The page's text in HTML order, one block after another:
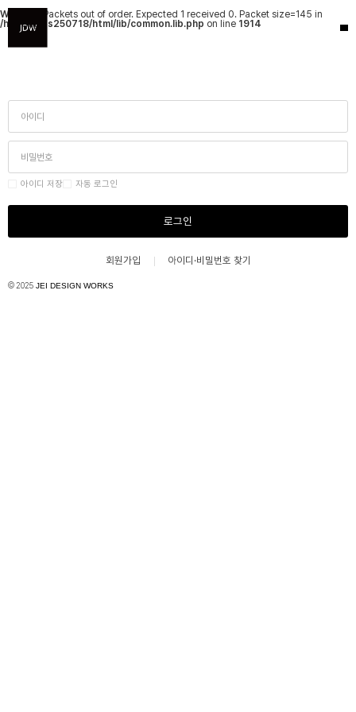
Warning
: Packets out of order. Expected 1 received 0. Packet size=145 in
/hosting/fs250718/html/lib/common.lib.php on line 1914
아이디 저장 자동 로그인
로그인
회원가입 아이디·비밀번호 찾기
© 2025 JEI DESIGN WORKS